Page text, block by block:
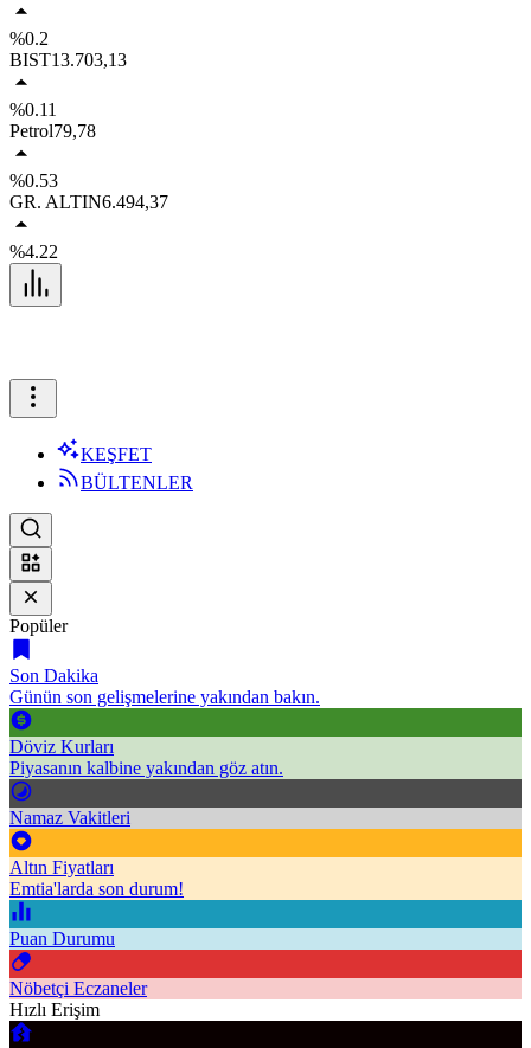
%0.2
BIST13.703,13
%0.11
Petrol79,78
%0.53
GR. ALTIN6.494,37
%4.22
KEŞFET
BÜLTENLER
Popüler
Son Dakika
Günün son gelişmelerine yakından bakın.
Döviz Kurları
Piyasanın kalbine yakından göz atın.
Namaz Vakitleri
Altın Fiyatları
Emtia'larda son durum!
Puan Durumu
Nöbetçi Eczaneler
Hızlı Erişim